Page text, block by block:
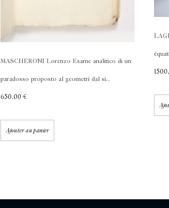
MASCHERONI Lorenzo Esame analitico di un
paradosso proposto al geometri dal si...
650,00 €
Ajouter au panier